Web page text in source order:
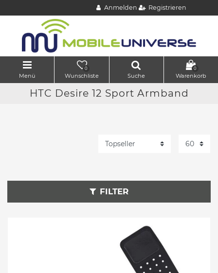
Anmelden Registrieren
Menü
0
Wunschliste Suche
0
Warenkorb
HTC Desire 12 Sport Armband
FILTER